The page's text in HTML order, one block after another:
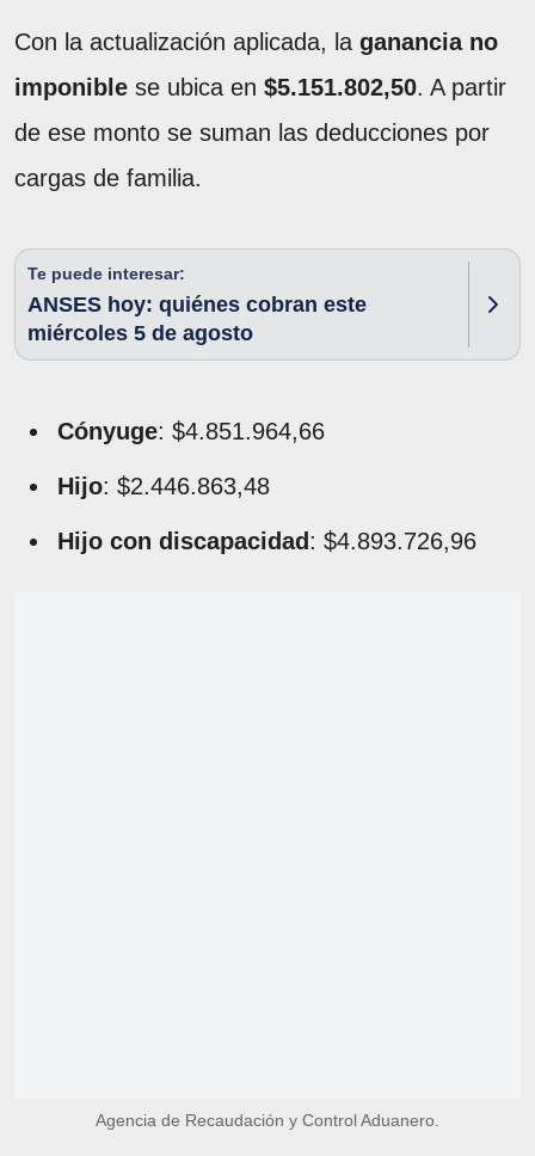
Con la actualización aplicada, la ganancia no
imponible se ubica en $5.151.802,50. A partir
de ese monto se suman las deducciones por
cargas de familia.
Te puede interesar:
ANSES hoy: quiénes cobran este
miércoles 5 de agosto
Cónyuge: $4.851.964,66
Hijo: $2.446.863,48
Hijo con discapacidad : $4.893.726,96
Agencia de Recaudación y Control Aduanero.